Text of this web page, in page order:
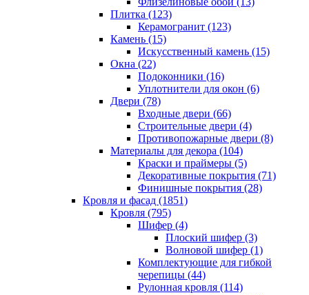
Плитка (123)
Керамогранит (123)
Камень (15)
Искусственный камень (15)
Окна (22)
Подоконники (16)
Уплотнители для окон (6)
Двери (78)
Входные двери (66)
Строительные двери (4)
Противопожарные двери (8)
Материалы для декора (104)
Краски и праймеры (5)
Декоративные покрытия (71)
Финишные покрытия (28)
Кровля и фасад (1851)
Кровля (795)
Шифер (4)
Плоский шифер (3)
Волновой шифер (1)
Комплектующие для гибкой
черепицы (44)
Рулонная кровля (114)